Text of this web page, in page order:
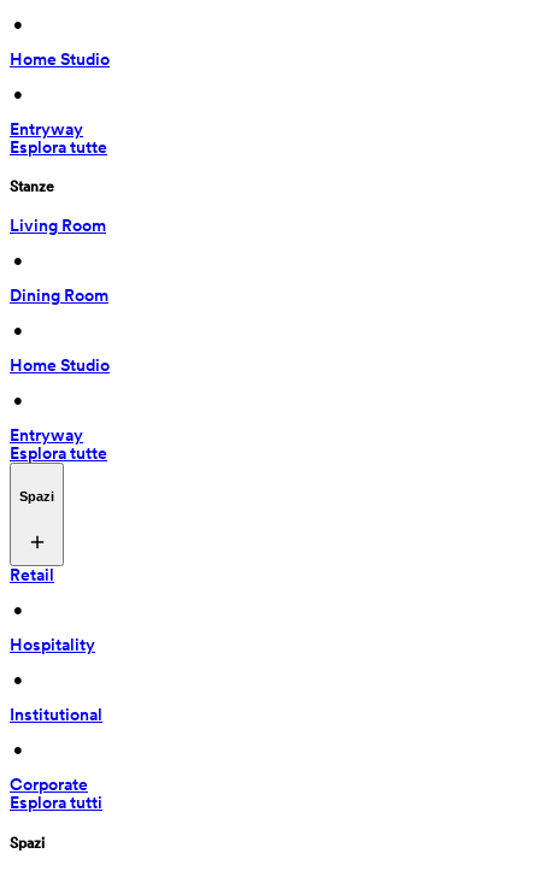
•
Home Studio
•
Entryway
Esplora tutte
Stanze
Living Room
•
Dining Room
•
Home Studio
•
Entryway
Esplora tutte
Spazi
Retail
•
Hospitality
•
Institutional
•
Corporate
Esplora tutti
Spazi